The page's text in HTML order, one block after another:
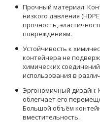
Прочный материал:
низкого давления
прочность,
повреждениям.
Устойчивость к
контейнера не
химических
использования в
Эргономичный дизайн:
облегчает его
Большой объём
вместительность.